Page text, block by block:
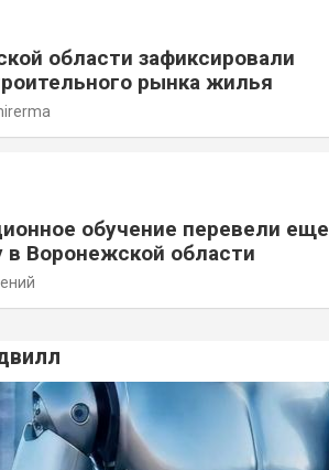
области зафиксировали
рынка жилья
обучение перевели еще
в Воронежской области